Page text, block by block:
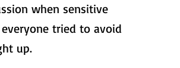
when sensitive
tried to avoid
up.